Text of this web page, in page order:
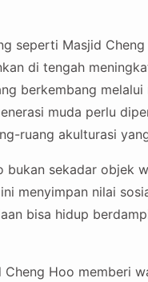
seperti Masjid Cheng
di tengah
berkembang melalui
muda perlu
ruang akulturasi
bukan sekadar objek
menyimpan nilai
bisa hidup
Cheng Hoo memberi